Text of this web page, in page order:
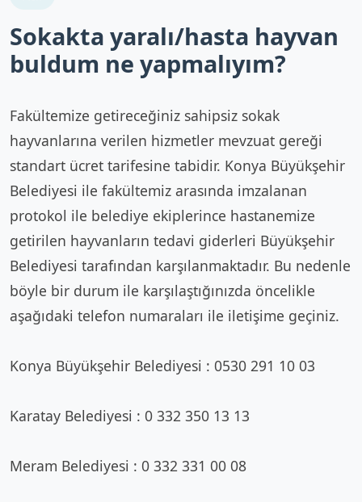
Sokakta yaralı/hasta hayvan
buldum ne yapmalıyım?
Fakültemize getireceğiniz sahipsiz sokak
hayvanlarına verilen hizmetler mevzuat gereği
standart ücret tarifesine tabidir. Konya Büyükşehir
Belediyesi ile fakültemiz arasında imzalanan
protokol ile belediye ekiplerince hastanemize
getirilen hayvanların tedavi giderleri Büyükşehir
Belediyesi tarafından karşılanmaktadır. Bu nedenle
böyle bir durum ile karşılaştığınızda öncelikle
aşağıdaki telefon numaraları ile iletişime geçiniz.
Konya Büyükşehir Belediyesi : 0530 291 10 03
Karatay Belediyesi : 0 332 350 13 13
Meram Belediyesi : 0 332 331 00 08